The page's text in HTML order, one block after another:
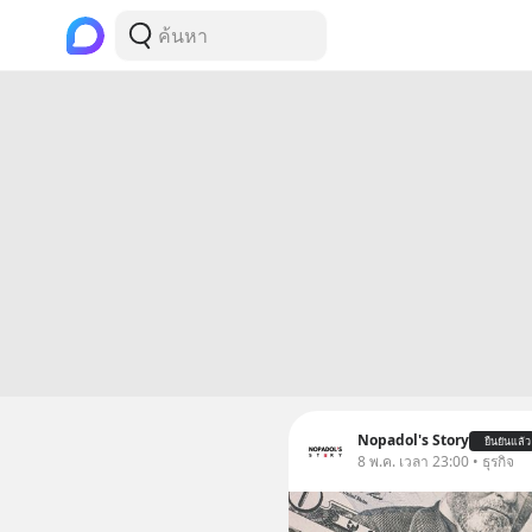
Nopadol's Story ยืนยันแล้ว
8 พ.ค. เวลา 23:00 • ธุรกิจ